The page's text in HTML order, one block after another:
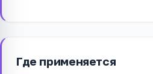
Где применяется